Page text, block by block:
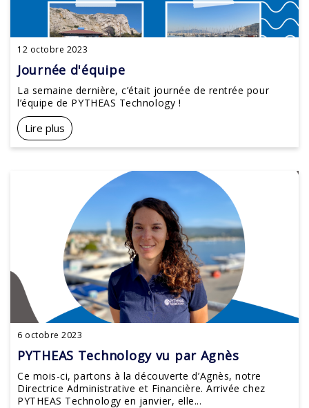
12 octobre 2023
Journée d'équipe
La semaine dernière, c’était journée de rentrée pour
l’équipe de PYTHEAS Technology !
Lire plus
6 octobre 2023
PYTHEAS Technology vu par Agnès
Ce mois-ci, partons à la découverte d’Agnès, notre
Directrice Administrative et Financière. Arrivée chez
PYTHEAS Technology en janvier, elle...